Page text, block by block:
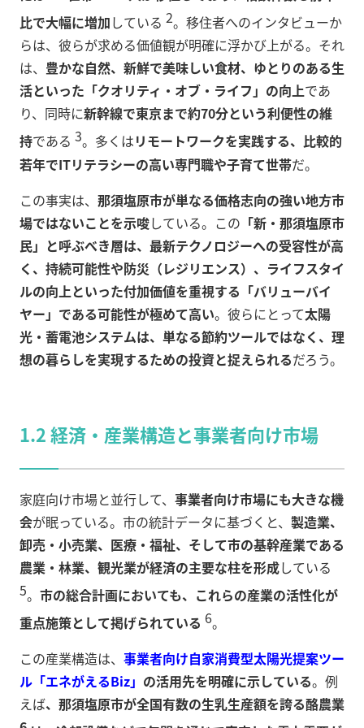
比で大幅に増加している 2。移住者へのインタビューか
らは、彼らが求める価値観が明確に浮かび上がる。それ
は、 豊かな自然、新鮮で美味しい食材、ゆとりのある生
活といった「クオリティ・オブ・ライフ」の向上であ
り、同時に新幹線で東京まで約70分という利便性の維
持である 3。多くはリモートワークを実践する、比較的
若年でITリテラシーの高い専門職や子育て世帯だ。
この事実は、 那須塩原市が単なる価格志向の強い地方市
場ではないことを示唆している。この 「新・那須塩原市
民」と呼ぶべき層は、最新テクノロジーへの受容性が高
く、持続可能性や防災（レジリエンス）、ライフスタイ
ルの向上といった付加価値を重視する「バリューバイ
ヤー」である可能性が極めて高い。彼らにとって太陽
光・蓄電池システムは、単なる節約ツールではなく、理
想の暮らしを実現するための投資と捉えられるだろう。
1.2 経済・産業構造と事業者向け市場
家庭向け市場と並行して、 事業者向け市場にも大きな機
会が眠っている。市の統計データに基づくと、 製造業、
卸売・小売業、医療・福祉、そして市の基幹産業である
農業・林業、観光業が経済の主要な柱を形成している
5。 市の総合計画においても、これらの産業の活性化が
重点施策として掲げられている 6。
この産業構造は、 事業者向け自家消費型太陽光提案ツー
ル「エネがえるBiz」 の活用先を明確に示している。例
えば、那須塩原市が全国有数の生乳生産額を誇る酪農業